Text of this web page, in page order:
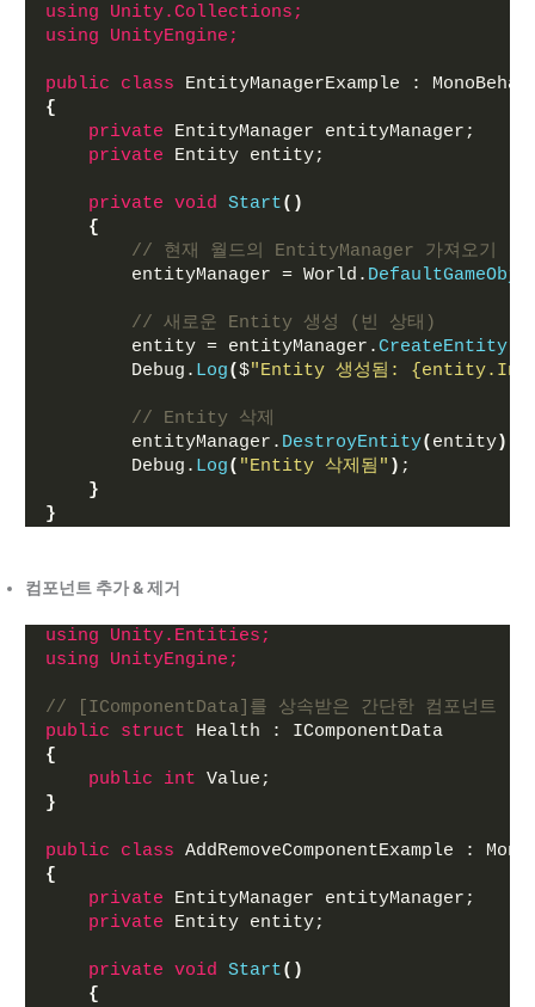
using Unity.Collections;
using UnityEngine;
public class EntityManagerExample :
{
private EntityManager entityManager;
private Entity entity;
private void Start()
{
// 현재 월드의 EntityManager 가져오기
        entityManager = World.
// 새로운 Entity 생성 (빈 상태)
        entity = entityManager.
CreateEntity
        Debug.
Log($"Entity 생성됨:
// Entity 삭제
        entityManager.
DestroyEntity( entity)
        Debug.
Log( "Entity 삭제됨" ) ;
}
}
컴포넌트 추가 & 제거
using Unity.Entities;
using UnityEngine;
// [IComponentData]를 상속받은 간단한 컴포넌트
public
struct Health : IComponentData
{
public
int Value;
}
public class AddRemoveComponentExample :
{
private EntityManager entityManager;
private Entity entity;
private void Start()
{